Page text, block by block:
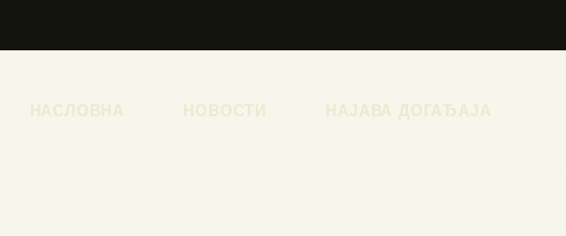
НАСЛОВНА НОВОСТИ НАЈАВА ДОГАЂАЈА